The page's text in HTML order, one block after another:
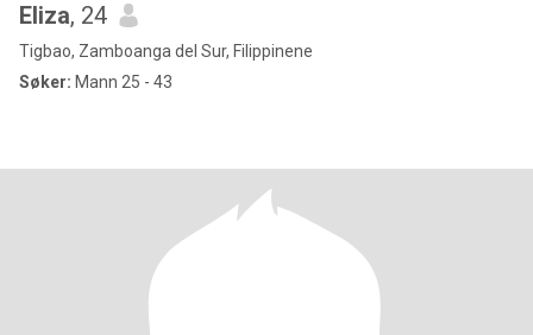
Eliza, 24
Tigbao, Zamboanga del Sur, Filippinene
Søker: Mann 25 - 43